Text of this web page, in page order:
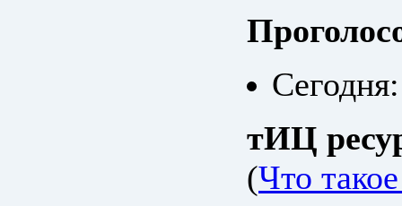
тИЦ
(Что